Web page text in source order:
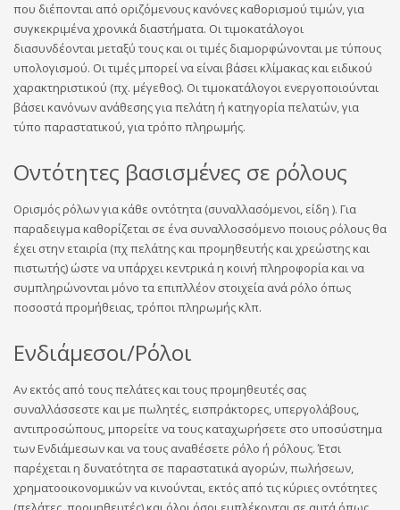
που διέπονται από οριζόμενους κανόνες καθορισμού τιμών, για
συγκεκριμένα χρονικά διαστήματα. Οι τιμοκατάλογοι
διασυνδέονται μεταξύ τους και οι τιμές διαμορφώνονται με τύπους
υπολογισμού. Οι τιμές μπορεί να είναι βάσει κλίμακας και ειδικού
χαρακτηριστικού (πχ. μέγεθος). Οι τιμοκατάλογοι ενεργοποιούνται
βάσει κανόνων ανάθεσης για πελάτη ή κατηγορία πελατών, για
τύπο παραστατικού, για τρόπο πληρωμής.
Οντότητες βασισμένες σε ρόλους
Ορισμός ρόλων για κάθε οντότητα (συναλλασόμενοι, είδη ). Για
παραδειγμα καθορίζεται σε ένα συναλλοσσόμενο ποιους ρόλους θα
έχει στην εταιρία (πχ πελάτης και προμηθευτής και χρεώστης και
πιστωτής) ώστε να υπάρχει κεντρικά η κοινή πληροφορία και να
συμπληρώνονται μόνο τα επιπλλέον στοιχεία ανά ρόλο όπως
ποσοστά προμήθειας, τρόποι πληρωμής κλπ.
Ενδιάμεσοι/Ρόλοι
Αν εκτός από τους πελάτες και τους προμηθευτές σας
συναλλάσσεστε και με πωλητές, εισπράκτορες, υπεργολάβους,
αντιπροσώπους, μπορείτε να τους καταχωρήσετε στο υποσύστημα
των Ενδιάμεσων και να τους αναθέσετε ρόλο ή ρόλους. Έτσι
παρέχεται η δυνατότητα σε παραστατικά αγορών, πωλήσεων,
χρηματοοικονομικών να κινούνται, εκτός από τις κύριες οντότητες